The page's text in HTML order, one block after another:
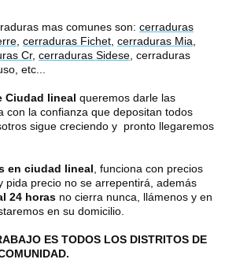
mas comunes son: cerraduras
cerraduras Fichet cerraduras Mia
Cr, cerraduras Sidese , cerraduras
etc...
Ciudad lineal queremos darle las
con la confianza que depositan todos
sigue creciendo y pronto llegaremos
en ciudad lineal , funciona con precios
pida precio no se arrepentirá, además
24 horas no cierra nunca, llámenos y en
en su domicilio.
ES TODOS LOS DISTRITOS DE